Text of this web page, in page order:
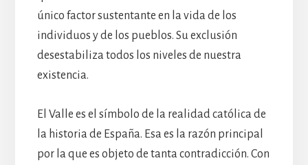
único factor sustentante en la vida de los
individuos y de los pueblos. Su exclusión
desestabiliza todos los niveles de nuestra
existencia.
El Valle es el símbolo de la realidad católica de
la historia de España. Esa es la razón principal
por la que es objeto de tanta contradicción. Con